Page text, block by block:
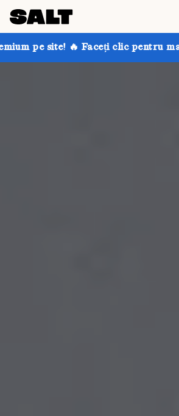
clic pentru mai multe informații